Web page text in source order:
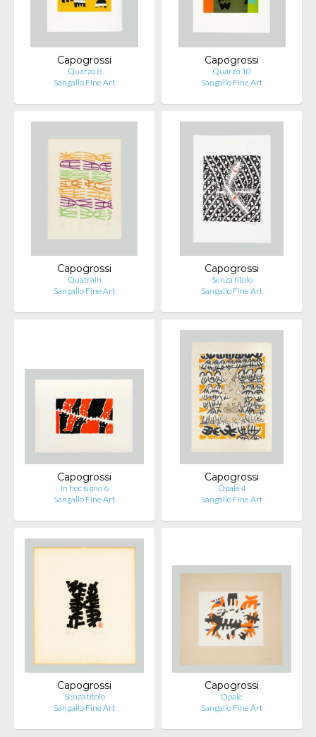
Capogrossi
Quarzo 8
Sangallo Fine Art
Capogrossi
Quarzo 10
Sangallo Fine Art
Capogrossi
Quatrain
Sangallo Fine Art
Capogrossi
Senza titolo
Sangallo Fine Art
Capogrossi
In hoc signo 6
Sangallo Fine Art
Capogrossi
Opale 4
Sangallo Fine Art
Capogrossi
Senza titolo
Sangallo Fine Art
Capogrossi
Opale
Sangallo Fine Art